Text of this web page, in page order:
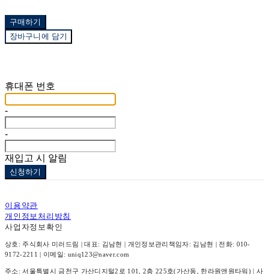
구매하기
장바구니에 담기
휴대폰 번호
-
-
재입고 시 알림
신청하기
이용약관
개인정보처리방침
사업자정보확인
상호: 주식회사 미러드림 | 대표: 김남현 | 개인정보관리책임자: 김남현 | 전화: 010-
9172-2211 | 이메일: uniq123@naver.com
주소: 서울특별시 금천구 가산디지털2로 101, 2층 225호(가산동, 한라원앤원타워) | 사